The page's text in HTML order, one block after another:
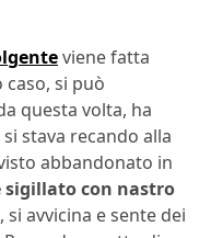
viene fatta
si può
questa volta, ha
stava recando alla
abbandonato in
sigillato con nastro
avvicina e sente dei